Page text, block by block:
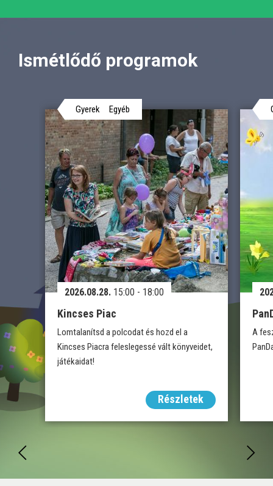
Ismétlődő programok
Gyerek Egyéb
2026.08.28. 15:00 - 18:00
Kincses Piac
Lomtalanítsd a polcodat és hozd el a
Kincses Piacra feleslegessé vált könyveidet,
játékaidat!
Részletek
A